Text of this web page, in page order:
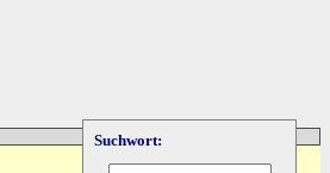
Suchwort: